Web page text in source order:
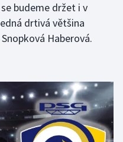
budeme držet i v
drtivá většina
Haberová.